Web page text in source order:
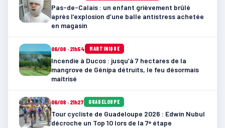
Pas-de-Calais : un enfant grièvement brûlé
après l’explosion d’une balle antistress achetée
en magasin
06/08 · 21h54 MARTINIQUE
Incendie à Ducos : jusqu’à 7 hectares de la
mangrove de Génipa détruits, le feu désormais
maîtrisé
06/08 · 21h27 GUADELOUPE
Tour cycliste de Guadeloupe 2026 : Edwin Nubul
décroche un Top 10 lors de la 7ᵉ étape